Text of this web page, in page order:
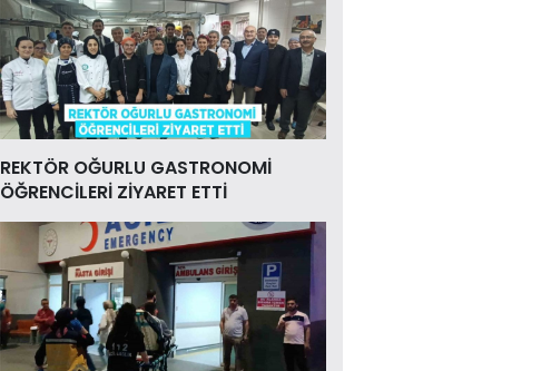
REKTÖR OĞURLU GASTRONOMİ
ÖĞRENCİLERİ ZİYARET ETTİ